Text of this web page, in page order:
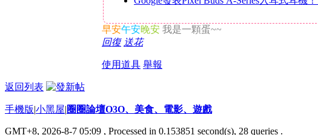
早安午安晚安 我是一顆蛋~~
回復 送花
使用道具 舉報
返回列表
手機版|小黑屋|圈圈論壇O3O、美食、電影、遊戲
GMT+8, 2026-8-7 05:09 , Processed in 0.153851 second(s), 28 queries .